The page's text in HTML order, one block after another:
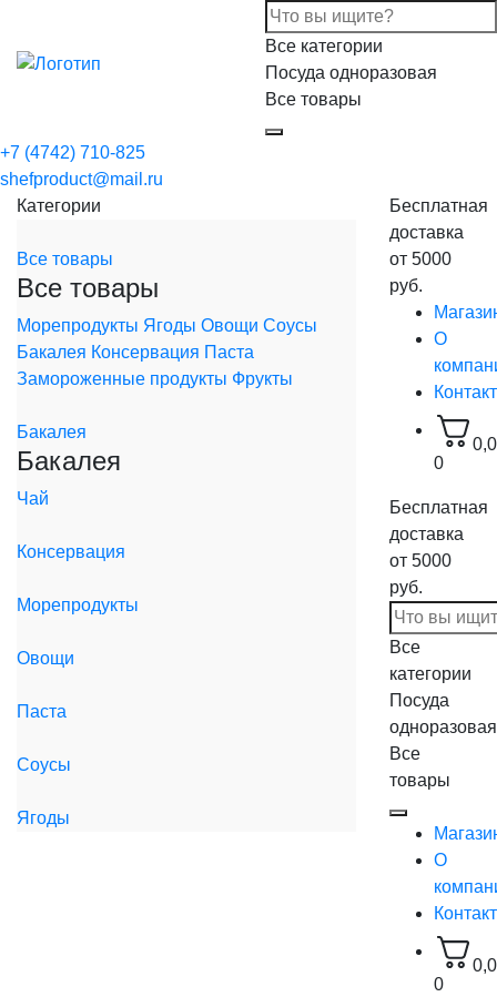
Все категории
Посуда одноразовая
Все товары
+7 (4742) 710-825
shefproduct@mail.ru
Категории
Все товары
Все товары
Морепродукты Ягоды Овощи Соусы
Бакалея Консервация Паста
Замороженные продукты Фрукты
Бакалея
Бакалея
Чай
Консервация
Морепродукты
Овощи
Паста
Соусы
Ягоды
Бесплатная
доставка
от 5000
руб.
О
0
Бесплатная
доставка
от 5000
руб.
Все
категории
Посуда
одноразовая
Все
товары
О
0